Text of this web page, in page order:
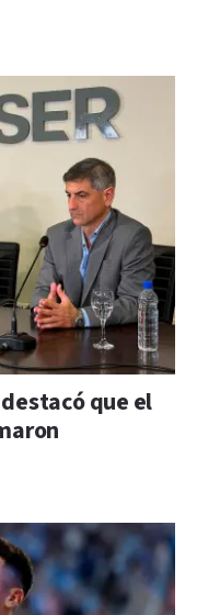
que el